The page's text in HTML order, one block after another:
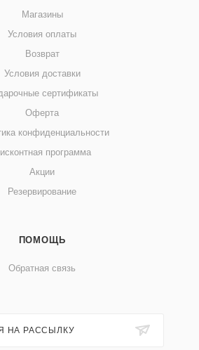
Магазины
Условия оплаты
Возврат
Условия доставки
сертификаты
Оферта
конфиденциальности
программа
Акции
Резервирование
ПОМОЩЬ
Обратная связь
НА РАССЫЛКУ